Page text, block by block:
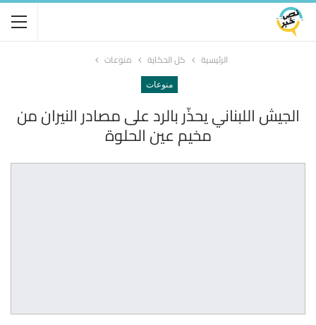
الرئيسية كل الحكاية منوعات
منوعات
الجيش اللبناني يحذّر بالرد على مصادر النيران من
مخيم عين الحلوة